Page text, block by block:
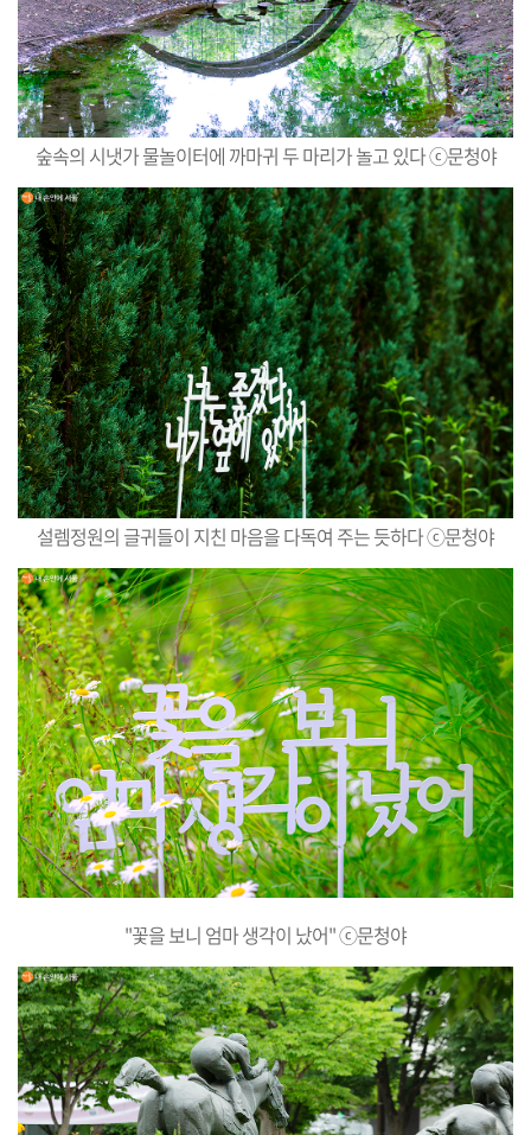
숲속의 시냇가 물놀이터에 까마귀 두 마리가 놀고 있다 ⓒ문청야
설렘정원의 글귀들이 지친 마음을 다독여 주는 듯하다 ⓒ문청야
"꽃을 보니 엄마 생각이 났어" ⓒ문청야